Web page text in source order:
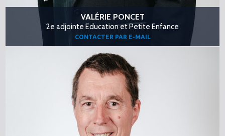
VALÉRIE PONCET
2e adjointe Education et Petite Enfance
CONTACTER PAR E-MAIL